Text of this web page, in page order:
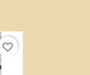
favorite_border